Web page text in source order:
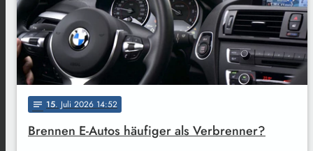
notes 15. Juli 2026 14:52
Brennen E-Autos häufiger als Verbrenner?